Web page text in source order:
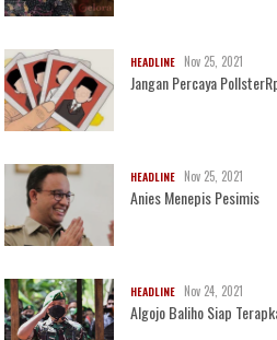
HEADLINE Nov 25, 2021
Jangan Percaya
HEADLINE Nov 25, 2021
Anies Menepis Pesimis
HEADLINE Nov 24, 2021
Algojo Baliho Siap